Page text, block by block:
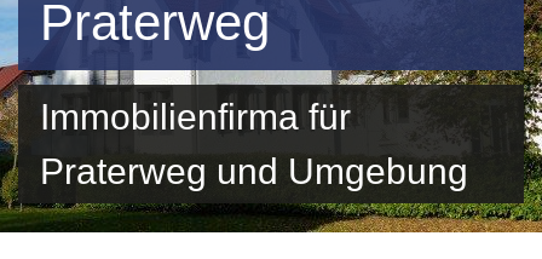
Praterweg
Immobilienfirma für
Praterweg und Umgebung